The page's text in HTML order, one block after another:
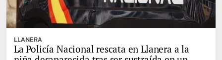
LLANERA
La Policía Nacional rescata en Llanera a la